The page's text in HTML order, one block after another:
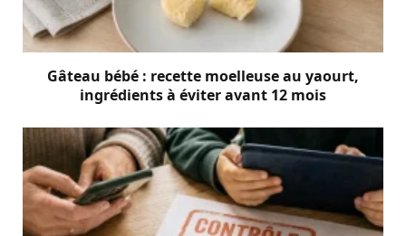
Gâteau bébé : recette moelleuse au yaourt,
ingrédients à éviter avant 12 mois